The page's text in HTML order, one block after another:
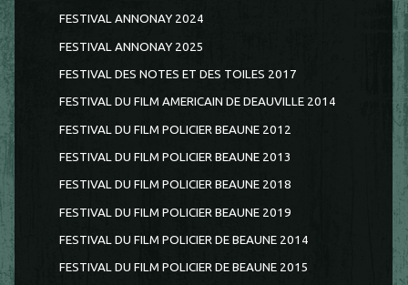
FESTIVAL ANNONAY 2024
FESTIVAL ANNONAY 2025
FESTIVAL DES NOTES ET DES TOILES 2017
FESTIVAL DU FILM AMERICAIN DE DEAUVILLE 2014
FESTIVAL DU FILM POLICIER BEAUNE 2012
FESTIVAL DU FILM POLICIER BEAUNE 2013
FESTIVAL DU FILM POLICIER BEAUNE 2018
FESTIVAL DU FILM POLICIER BEAUNE 2019
FESTIVAL DU FILM POLICIER DE BEAUNE 2014
FESTIVAL DU FILM POLICIER DE BEAUNE 2015